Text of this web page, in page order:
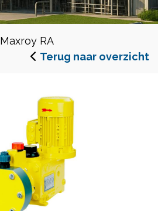
Maxroy RA
Terug naar overzicht